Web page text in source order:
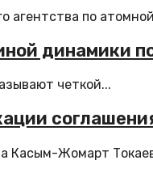
агентства по
динамики
четкой...
Жомарт Токаев